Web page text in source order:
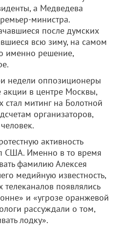
а Медведева
министра.
после думских
всю зиму, на самом
именно решение,
недели оппозиционеры
акции в центре Москвы,
митинг на Болотной
организаторов,
активность
США. Именно в то время
фамилию Алексея
медийную известность,
появлялись
и «угрозе оранжевой
рассуждали о том,
лодку».